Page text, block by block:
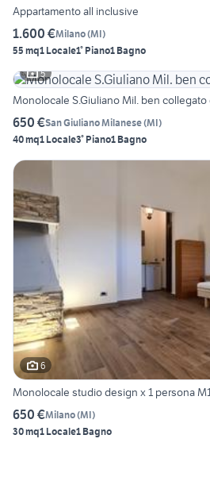
Appartamento all inclusive
1.600 €Milano(MI)
55 mq1 Locale1° Piano1 Bagno
5
Monolocale S.Giuliano Mil. ben collegato
650 €San Giuliano Milanese(MI)
40 mq1 Locale3° Piano1 Bagno
6
Monolocale studio design x 1 persona
650 €Milano(MI)
30 mq1 Locale1 Bagno